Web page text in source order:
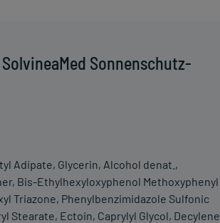
Sonnenschutz-
Adipate, Glycerin, Alcohol denat.,
Bis-Ethylhexyloxyphenol Methoxyphenyl
Triazone, Phenylbenzimidazole Sulfonic
Stearate, Ectoin, Caprylyl Glycol, Decylene